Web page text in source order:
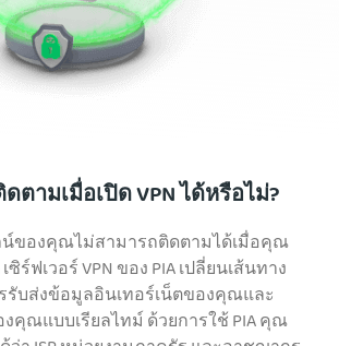
ตามเมื่อเปิด VPN ได้หรือไม่?
ของคุณไม่สามารถติดตามได้เมื่อคุณ
ซิร์ฟเวอร์ VPN ของ PIA เปลี่ยนเส้นทาง
รับส่งข้อมูลอินเทอร์เน็ตของคุณและ
คุณแบบเรียลไทม์ ด้วยการใช้ PIA คุณ